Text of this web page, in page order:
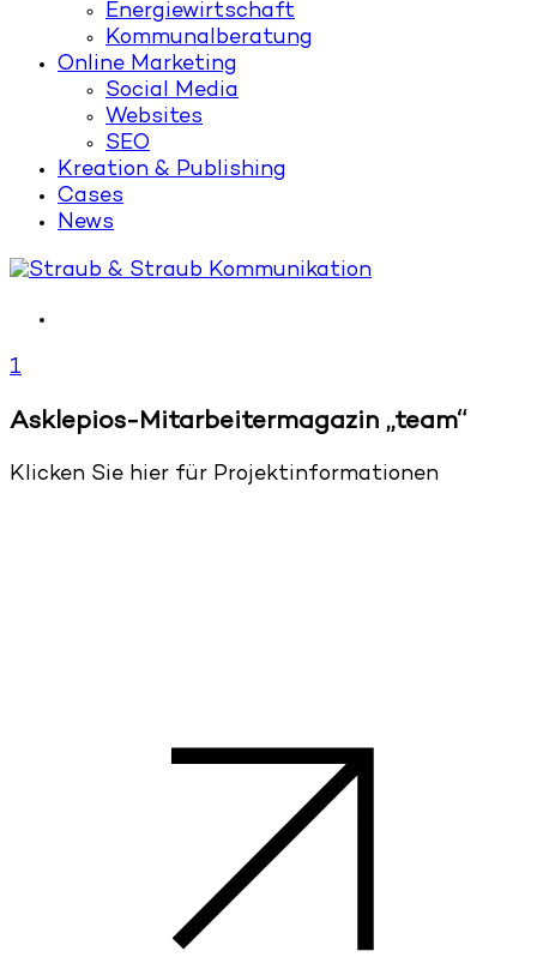
Energiewirtschaft
Kommunalberatung
Online Marketing
Social Media
Websites
SEO
Kreation & Publishing
Cases
News
1
Asklepios-Mitarbeitermagazin „team“
Klicken Sie hier für Projektinformationen